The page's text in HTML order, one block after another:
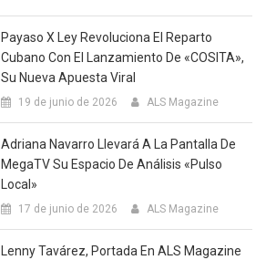
Payaso X Ley Revoluciona El Reparto
Cubano Con El Lanzamiento De «COSITA»,
Su Nueva Apuesta Viral
19 de junio de 2026 ALS Magazine
Adriana Navarro Llevará A La Pantalla De
MegaTV Su Espacio De Análisis «Pulso
Local»
17 de junio de 2026 ALS Magazine
Lenny Tavárez, Portada En ALS Magazine